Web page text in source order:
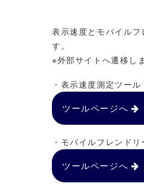
表示速度とモバイル
す。
※外部サイトへ遷移し
・表示速度測定ツー
ツールページへ
・モバイルフレンド
ツールページへ